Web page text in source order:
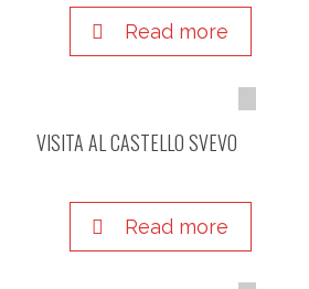
Read more
VISITA AL CASTELLO SVEVO
Read more